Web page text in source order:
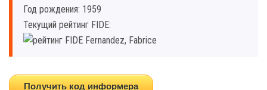
Год рождения: 1959
Текущий рейтинг FIDE:
Получить код информера